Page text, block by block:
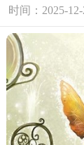
时间：2025-12-